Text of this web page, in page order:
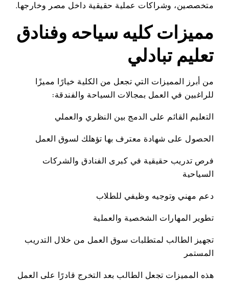
متخصصين، وشراكات عملية حقيقية داخل مصر وخارجها.
مميزات كليه سياحه وفنادق
تعليم تبادلي
من أبرز المميزات التي تجعل من الكلية خيارًا مميزًا
للراغبين في العمل بمجالات السياحة والفندقة:
التعليم القائم على الدمج بين النظري والعملي
الحصول على شهادة معترف بها تؤهلك لسوق العمل
فرص تدريب حقيقية في كبرى الفنادق والشركات
السياحية
دعم مهني وتوجيه وظيفي للطلاب
تطوير المهارات الشخصية والعملية
تجهيز الطالب لمتطلبات سوق العمل من خلال التدريب
المستمر
هذه المميزات تجعل الطالب بعد التخرج قادرًا على العمل